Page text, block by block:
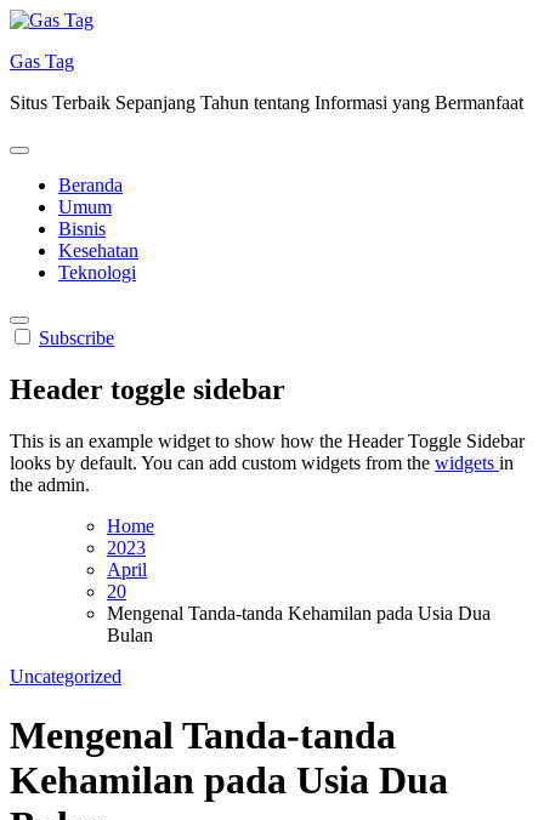
Skip
content
Gas Tag
Situs Terbaik Sepanjang Tahun tentang Informasi yang Bermanfaat
Beranda
Umum
Bisnis
Kesehatan
Teknologi
Subscribe
Header toggle sidebar
This is an example widget to show how the Header Toggle Sidebar
looks by default. You can add custom widgets from the widgets in
the admin.
Home
2023
April
20
Mengenal Tanda-tanda Kehamilan pada Usia Dua
Bulan
Uncategorized
Mengenal Tanda-tanda
Kehamilan pada Usia Dua